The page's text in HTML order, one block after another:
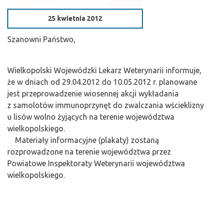
25 kwietnia 2012
Szanowni Państwo,
Wielkopolski Wojewódzki Lekarz Weterynarii informuje,
że w dniach od 29.04.2012 do 10.05.2012 r. planowane
jest przeprowadzenie wiosennej akcji wykładania
z samolotów immunoprzynęt do zwalczania wścieklizny
u lisów wolno żyjących na terenie województwa
wielkopolskiego.
Materiały informacyjne (plakaty) zostaną
rozprowadzone na terenie województwa przez
Powiatowe Inspektoraty Weterynarii województwa
wielkopolskiego.